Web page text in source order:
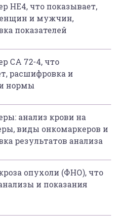
HE4, что показывает,
и мужчин,
показателей
СА 72-4, что
расшифровка и
нормы
анализ крови на
виды онкомаркеров и
результатов анализа
опухоли (ФНО), что
и показания